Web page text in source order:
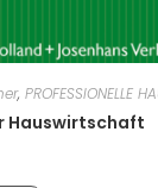
, PROFESSIONELLE
Hauswirtschaft